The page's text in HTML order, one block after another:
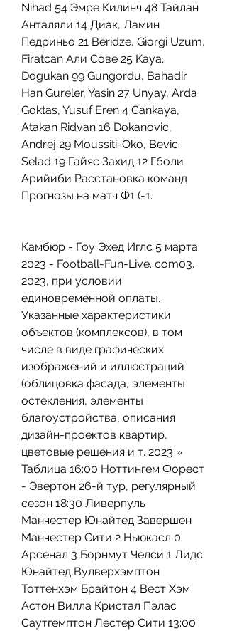
Nihad 54 Эмре Килинч 48 Тайлан
Анталяли 14 Диак, Ламин
Педриньо 21 Beridze, Giorgi Uzum,
Firatcan Али Сове 25 Kaya,
Dogukan 99 Gungordu, Bahadir
Han Gureler, Yasin 27 Unyay, Arda
Goktas, Yusuf Eren 4 Cankaya,
Atakan Ridvan 16 Dokanovic,
Andrej 29 Moussiti-Oko, Bevic
Selad 19 Гайяс Захид 12 Гболи
Арийиби Расстановка команд
Прогнозы на матч Ф1 (-1.
Камбюр - Гоу Эхед Иглс 5 марта
2023 - Football-Fun-Live. com03.
2023, при условии
единовременной оплаты.
Указанные характеристики
объектов (комплексов), в том
числе в виде графических
изображений и иллюстраций
(облицовка фасада, элементы
остекления, элементы
благоустройства, описания
дизайн-проектов квартир,
цветовые решения и т. 2023 »
Таблица 16:00 Ноттингем Форест
- Эвертон 26-й тур, регулярный
сезон 18:30 Ливерпуль
Манчестер Юнайтед Завершен
Манчестер Сити 2 Ньюкасл 0
Арсенал 3 Борнмут Челси 1 Лидс
Юнайтед Вулверхэмптон
Тоттенхэм Брайтон 4 Вест Хэм
Астон Вилла Кристал Пэлас
Саутгемптон Лестер Сити 13:00